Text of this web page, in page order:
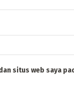
situs web saya